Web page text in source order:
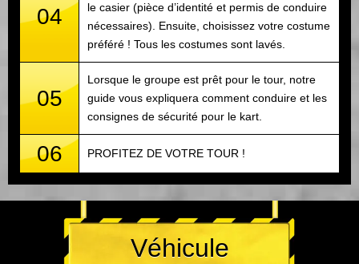
04
le casier (pièce d’identité et permis de conduire
nécessaires). Ensuite, choisissez votre costume
préféré ! Tous les costumes sont lavés.
05
Lorsque le groupe est prêt pour le tour, notre
guide vous expliquera comment conduire et les
consignes de sécurité pour le kart.
06 PROFITEZ DE VOTRE TOUR !
Véhicule